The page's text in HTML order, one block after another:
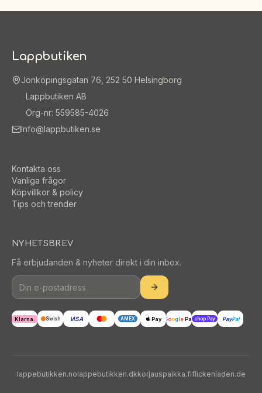
Lappbutiken
Jönköpingsgatan 76, 252 50 Helsingborg
Lappbutiken AB
Org-nr: 559585-4026
Info@lappbutiken.se
Kontakta oss
Vanliga frågor
Köpvillkor & policy
Tips och trender
NYHETSBREV
Få erbjudanden & nyheter direkt i din inbox.
Klarna. Swish VISA AMEX Pay Google Pay shop Pay PayPal
lappebutikken.nolappebutikken.dkkorjauspaikka.fiflickenladen.de